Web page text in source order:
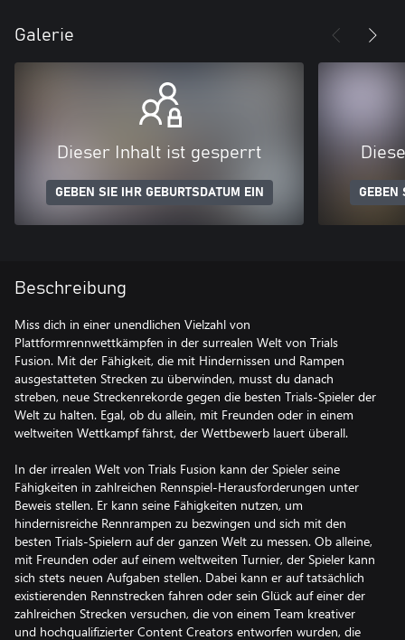
Galerie
Dieser Inhalt ist gesperrt
GEBEN SIE IHR GEBURTSDATUM EIN GEBEN
Beschreibung
Miss dich in einer unendlichen Vielzahl von
Plattformrennwettkämpfen in der surrealen Welt von Trials
Fusion. Mit der Fähigkeit, die mit Hindernissen und Rampen
ausgestatteten Strecken zu überwinden, musst du danach
streben, neue Streckenrekorde gegen die besten Trials-Spieler der
Welt zu halten. Egal, ob du allein, mit Freunden oder in einem
weltweiten Wettkampf fährst, der Wettbewerb lauert überall.
In der irrealen Welt von Trials Fusion kann der Spieler seine
Fähigkeiten in zahlreichen Rennspiel-Herausforderungen unter
Beweis stellen. Er kann seine Fähigkeiten nutzen, um
hindernisreiche Rennrampen zu bezwingen und sich mit den
besten Trials-Spielern auf der ganzen Welt zu messen. Ob alleine,
mit Freunden oder auf einem weltweiten Turnier, der Spieler kann
sich stets neuen Aufgaben stellen. Dabei kann er auf tatsächlich
existierenden Rennstrecken fahren oder sein Glück auf einer der
zahlreichen Strecken versuchen, die von einem Team kreativer
und hochqualifizierter Content Creators entworfen wurden, die